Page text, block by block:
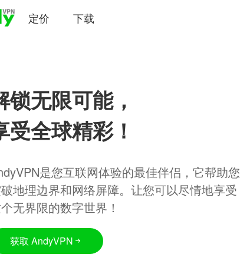
定价 下载
锁无限可能，
受全球精彩！
是您互联网体验的最佳伴侣，它帮助您
地理边界和网络屏障。让您可以尽情地享受
无界限的数字世界！
获取 AndyVPN